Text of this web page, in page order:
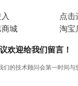
商城
点击
淘宝
欢迎给我们留言！
们的技术顾问会第一时间与